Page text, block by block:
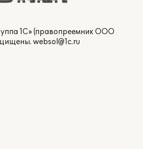
1С» (правопреемник ООО
websol@1c.ru